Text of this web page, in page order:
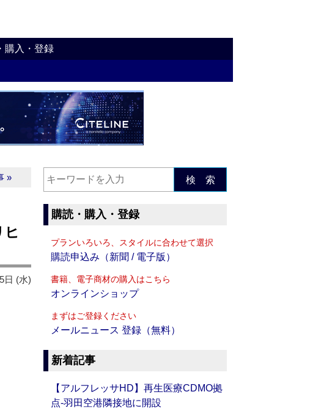
購入・登録
»
ヒ
日 (水)
検 索
購読・購入・登録
プランいろいろ、スタイルに合わせて選択
購読申込み（新聞 / 電子版）
書籍、電子商材の購入はこちら
オンラインショップ
まずはご登録ください
メールニュース 登録（無料）
新着記事
【アルフレッサHD】再生医療CDMO拠
点‐羽田空港隣接地に開設